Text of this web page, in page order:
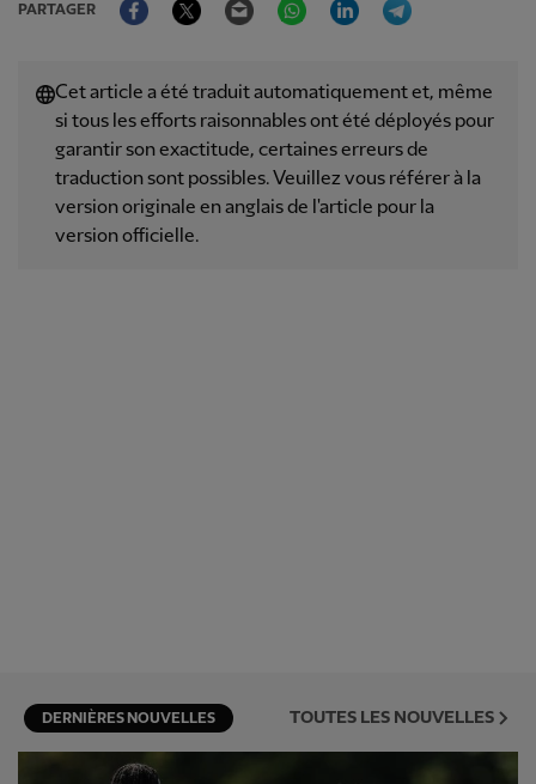
PARTAGER
Cet article a été traduit automatiquement et, même
si tous les efforts raisonnables ont été déployés pour
garantir son exactitude, certaines erreurs de
traduction sont possibles. Veuillez vous référer à la
version originale en anglais de l'article pour la
version officielle.
DERNIÈRES NOUVELLES TOUTES LES NOUVELLES